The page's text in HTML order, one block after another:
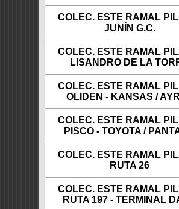
COLEC. ESTE RAMAL
JUNÍN G.C.
COLEC. ESTE RAMAL
LISANDRO DE LA
COLEC. ESTE RAMAL
OLIDEN - KANSAS /
COLEC. ESTE RAMAL
PISCO - TOYOTA /
COLEC. ESTE RAMAL
RUTA 26
COLEC. ESTE RAMAL
RUTA 197 - TERMINAL